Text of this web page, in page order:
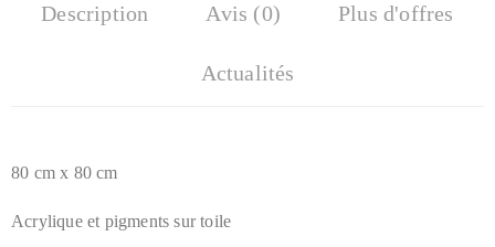
Description Avis (0) Plus d'offres
Actualités
80 cm x 80 cm
Acrylique et pigments sur toile